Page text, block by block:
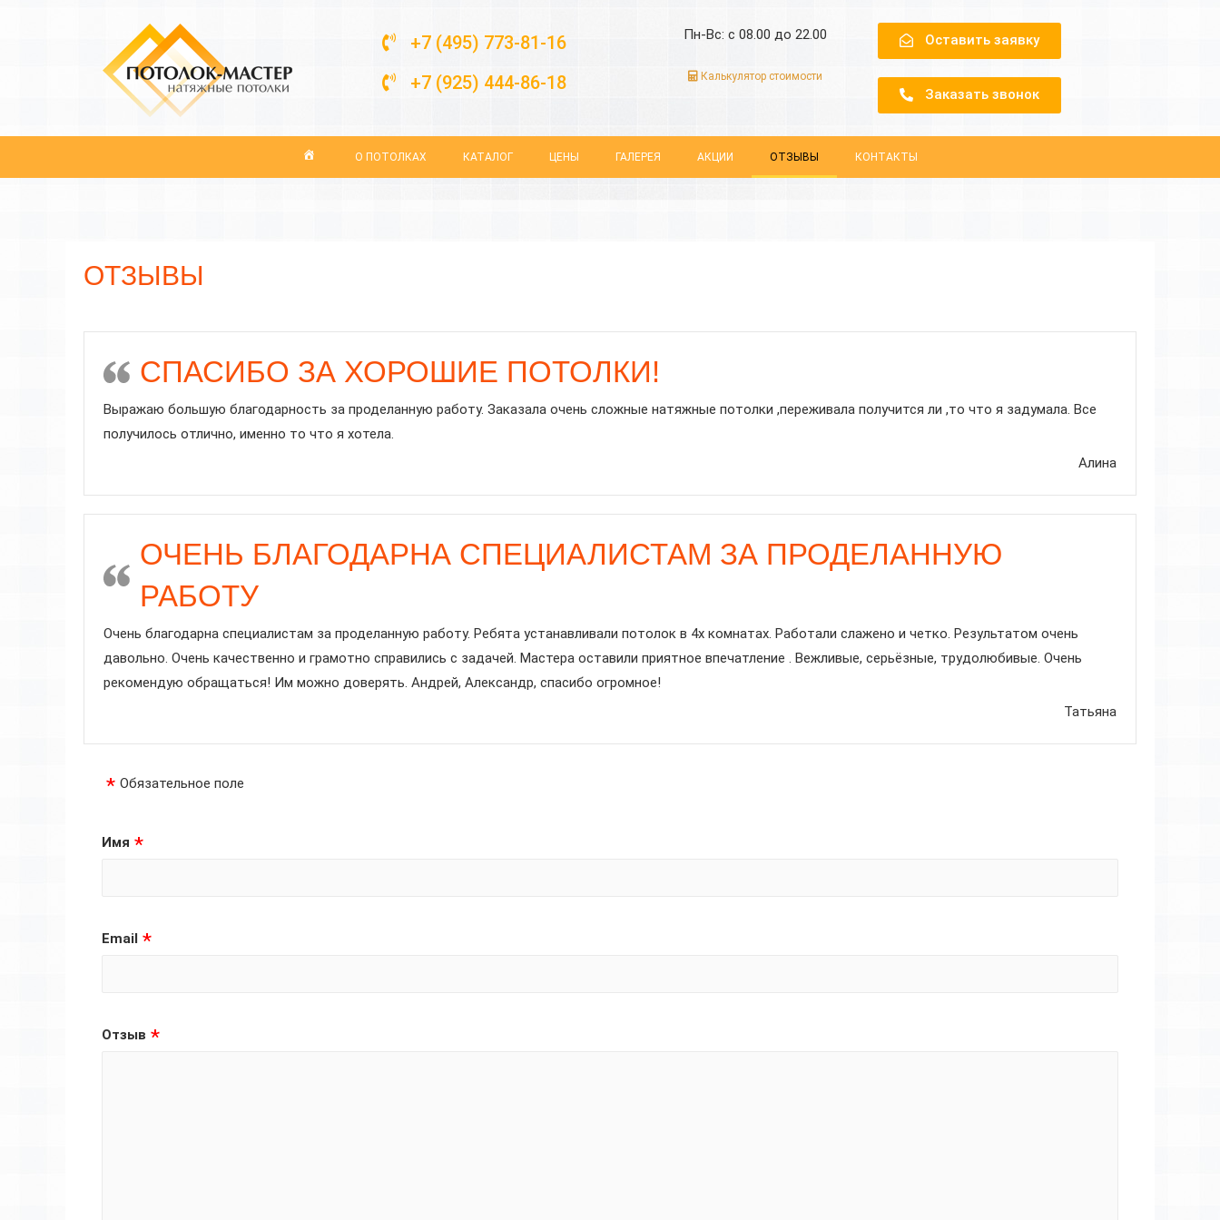
+7 (495) 773-81-16
+7 (925) 444-86-18
Пн-Вс: с 08.00 до 22.00
Калькулятор стоимости
Оставить заявку
Заказать звонок
О ПОТОЛКАХ КАТАЛОГ ЦЕНЫ ГАЛЕРЕЯ АКЦИИ ОТЗЫВЫ КОНТАКТЫ
ОТЗЫВЫ
СПАСИБО ЗА ХОРОШИЕ ПОТОЛКИ!
Выражаю большую благодарность за проделанную работу. Заказала очень сложные натяжные потолки ,переживала получится ли ,то что я задумала. Все
получилось отлично, именно то что я хотела.
Алина
ОЧЕНЬ БЛАГОДАРНА СПЕЦИАЛИСТАМ ЗА ПРОДЕЛАННУЮ
РАБОТУ
Очень благодарна специалистам за проделанную работу. Ребята устанавливали потолок в 4х комнатах. Работали слажено и четко. Результатом очень
давольно. Очень качественно и грамотно справились с задачей. Мастера оставили приятное впечатление . Вежливые, серьёзные, трудолюбивые. Очень
рекомендую обращаться! Им можно доверять. Андрей, Александр, спасибо огромное!
Татьяна
Обязательное поле
Имя
Email
Отзыв